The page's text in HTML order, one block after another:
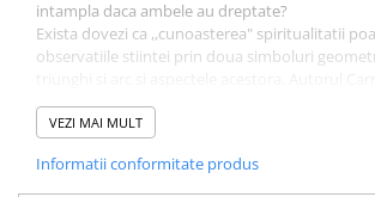
intampla daca ambele au dreptate?
Exista dovezi ca ,,cunoasterea" spiritualitatii
observatiile stiintei prin doua simboluri
a lungul mileniilor, religiile au intuit importanta
au incorporat simbolismul lor in credintele lor,
cosmosului. Aceasta geometrie comuna nu este
coincidenta. In studiul simbolismului nostru
VEZI MAI MULT
Informatii conformitate produs